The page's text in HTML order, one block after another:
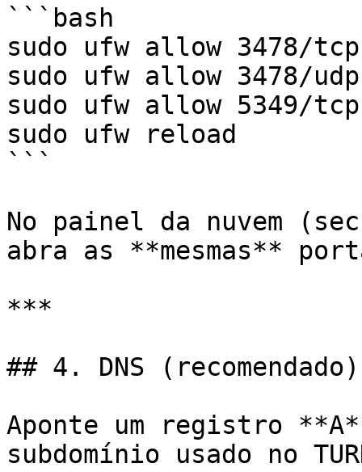
```bash
sudo ufw allow 3478/tcp
sudo ufw allow 3478/udp
sudo ufw allow 5349/tcp
sudo ufw reload
```
No painel da nuvem
abra as **mesmas**
***
## 4. DNS (recomendado)
Aponte um registro
subdomínio usado no